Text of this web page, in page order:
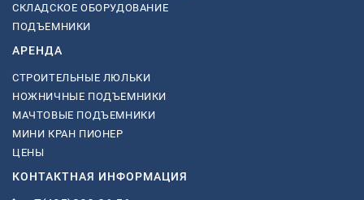
СКЛАДСКОЕ ОБОРУДОВАНИЕ
ПОДЪЕМНИКИ
АРЕНДА
СТРОИТЕЛЬНЫЕ ЛЮЛЬКИ
НОЖНИЧНЫЕ ПОДЪЕМНИКИ
МАЧТОВЫЕ ПОДЪЕМНИКИ
МИНИ КРАН ПИОНЕР
ЦЕНЫ
КОНТАКТНАЯ ИНФОРМАЦИЯ